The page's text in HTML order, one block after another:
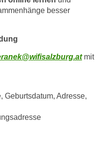
besser
mit
Geburtsdatum, Adresse,